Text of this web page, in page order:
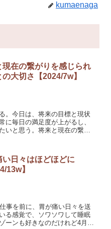
kumaenaga
現在の繋がりを感じられ
の大切さ【2024/7w】
。今日は、将来の目標と現状
に毎日の満足度が上がるし、
いと思う。将来と現在の繋が
い日々はほどほどに
13w】
事を前に、胃が痛い日々を送
る感覚で、ソワソワして睡眠
ーンも好きなのだけれど4月の